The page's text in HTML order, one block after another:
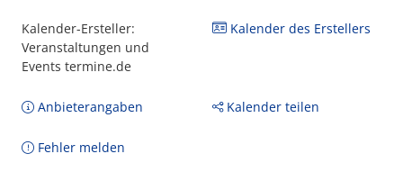
Kalender-Ersteller:
Veranstaltungen und
Events termine.de
Kalender des Erstellers
Anbieterangaben Kalender teilen
Fehler melden